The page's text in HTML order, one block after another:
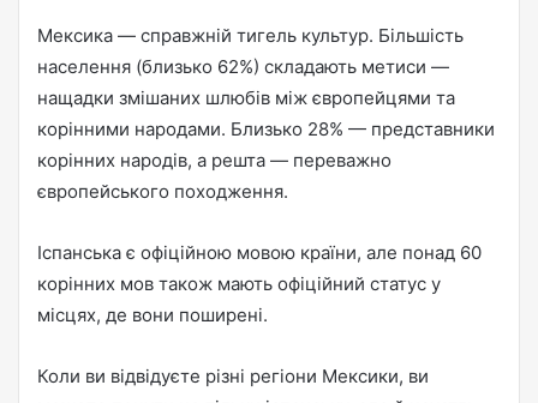
Мексика — справжній тигель культур. Більшість
населення (близько 62%) складають метиси —
нащадки змішаних шлюбів між європейцями та
корінними народами. Близько 28% — представники
корінних народів, а решта — переважно
європейського походження.
Іспанська є офіційною мовою країни, але понад 60
корінних мов також мають офіційний статус у
місцях, де вони поширені.
Коли ви відвідуєте різні регіони Мексики, ви